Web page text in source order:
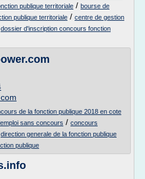
publique territoriale / bourse de
publique territoriale / centre de gestion
dossier d'inscription concours fonction
de la fonction publique 2018 en cote
sans concours / concours
direction generale de la fonction publique
publique